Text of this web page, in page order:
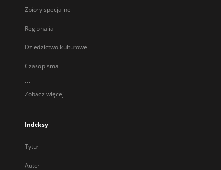
Zbiory specjalne
Regionalia
Dziedzictwo kulturowe
Czasopisma
...
Zobacz więcej
Indeksy
Tytuł
Autor